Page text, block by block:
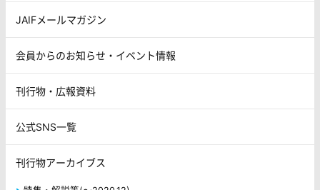
JAIFメールマガジン
会員からのお知らせ・イベント情報
刊行物・広報資料
公式SNS一覧
刊行物アーカイブス